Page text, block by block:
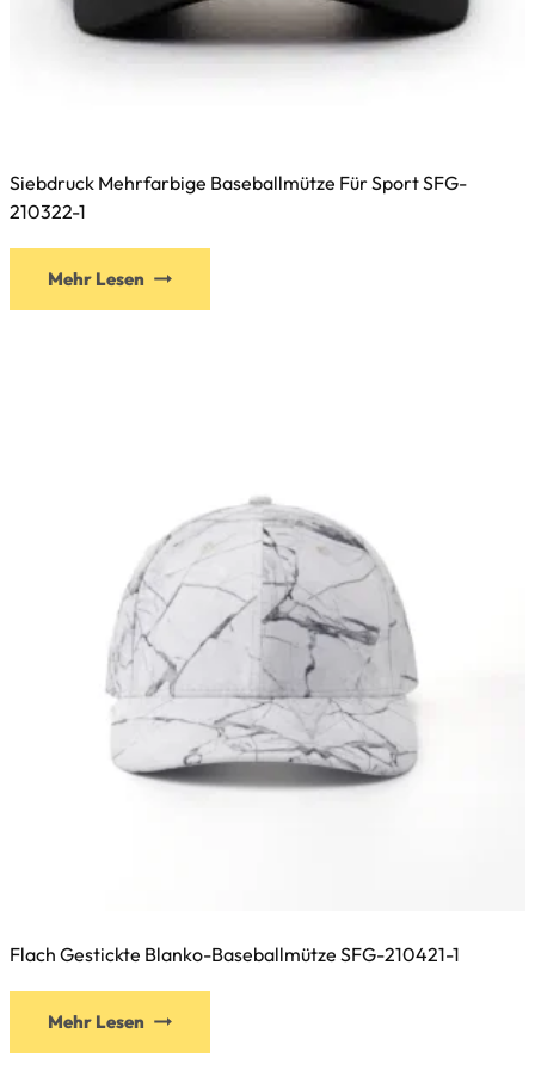
Siebdruck Mehrfarbige Baseballmütze Für Sport SFG-
210322-1
Mehr Lesen
können
auf
Produktseite
gewählt
Flach Gestickte Blanko-Baseballmütze SFG-210421-1
Mehr Lesen